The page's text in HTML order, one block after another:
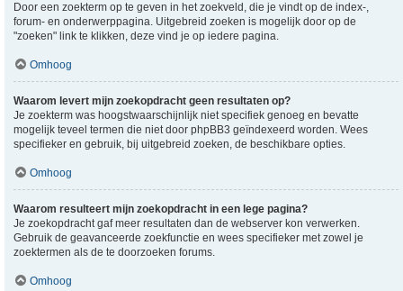
Door een zoekterm op te geven in het zoekveld, die je vindt op de index-,
forum- en onderwerppagina. Uitgebreid zoeken is mogelijk door op de
"zoeken" link te klikken, deze vind je op iedere pagina.
Omhoog
Waarom levert mijn zoekopdracht geen resultaten op?
Je zoekterm was hoogstwaarschijnlijk niet specifiek genoeg en bevatte
mogelijk teveel termen die niet door phpBB3 geïndexeerd worden. Wees
specifieker en gebruik, bij uitgebreid zoeken, de beschikbare opties.
Omhoog
Waarom resulteert mijn zoekopdracht in een lege pagina?
Je zoekopdracht gaf meer resultaten dan de webserver kon verwerken.
Gebruik de geavanceerde zoekfunctie en wees specifieker met zowel je
zoektermen als de te doorzoeken forums.
Omhoog